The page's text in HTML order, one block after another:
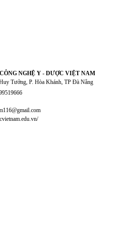
NGHỆ Y - DƯỢC VIỆT NAM
Tưởng, P. Hòa Khánh, TP Đà Nẵng